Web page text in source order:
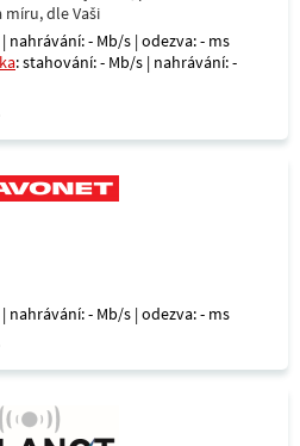
dle Vaši
nahrávání: - Mb/s | odezva: - ms
: stahování: - Mb/s | nahrávání: -
nahrávání: - Mb/s | odezva: - ms